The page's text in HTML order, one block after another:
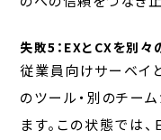
失敗5：EXとCXを別
従業員向けサーベイ
のツール・別のチー
ます。この状態では